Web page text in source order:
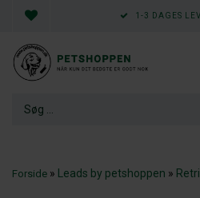
1-3 DAGES
Forside » Leads by petshoppen »